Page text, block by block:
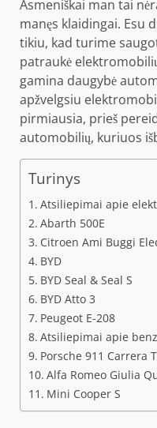
Asmeniškai man tai
manęs klaidingai. Esu
tikiu, kad turime
patraukė
gamina daugybė
apžvelgsiu
pirmiausia, prieš
automobilių, kuriuos
Turinys
Atsiliepimai apie
Abarth 500E
Citroen Ami Buggi
BYD
BYD Seal & Seal S
BYD Atto 3
Peugeot E-208
Atsiliepimai apie
Porsche 911 Carrera T
Alfa Romeo Giulia
Mini Cooper S